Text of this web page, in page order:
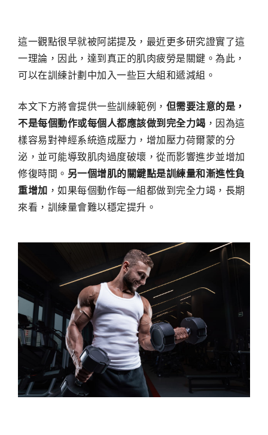
這一觀點很早就被阿諾提及，最近更多研究證實了這
一理論，因此，達到真正的肌肉疲勞是關鍵。為此，
可以在訓練計劃中加入一些巨大組和遞減組。
本文下方將會提供一些訓練範例， 但需要注意的是，
不是每個動作或每個人都應該做到完全力竭 ，因為這
樣容易對神經系統造成壓力，增加壓力荷爾蒙的分
泌，並可能導致肌肉過度破壞，從而影響進步並增加
修復時間。 另一個增肌的關鍵點是訓練量和漸進性負
重增加 ，如果每個動作每一組都做到完全力竭，長期
來看，訓練量會難以穩定提升。